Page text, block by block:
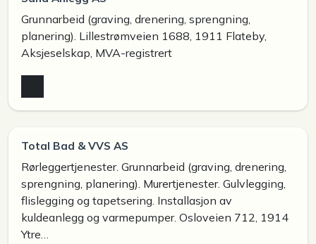
Grunnarbeid (graving, drenering, sprengning,
planering). Lillestrømveien 1688, 1911 Flateby,
Aksjeselskap, MVA-registrert
Total Bad & VVS AS
Rørleggertjenester. Grunnarbeid (graving, drenering,
sprengning, planering). Murertjenester. Gulvlegging,
flislegging og tapetsering. Installasjon av
kuldeanlegg og varmepumper. Osloveien 712, 1914
Ytre…